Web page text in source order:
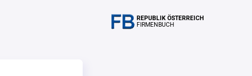
REPUBLIK ÖSTERREICH
FIRMENBUCH